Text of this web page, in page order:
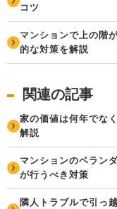
コツ
マンションで上の階
的な対策を解説
関連の記事
家の価値は何年でな
解説
マンションのベラン
が行うべき対策
隣人トラブルで引っ